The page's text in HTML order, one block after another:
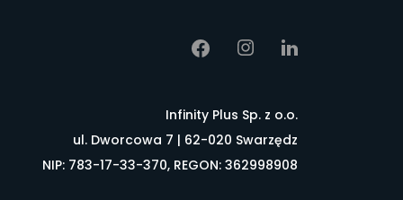
Infinity Plus Sp. z o.o.
ul. Dworcowa 7 | 62-020 Swarzędz
NIP: 783-17-33-370, REGON: 362998908